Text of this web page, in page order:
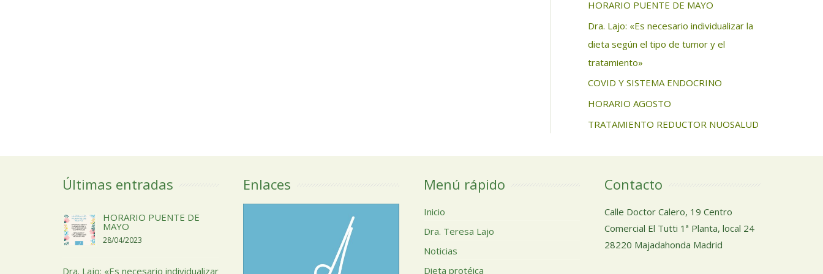
HORARIO PUENTE DE MAYO
Dra. Lajo: «Es necesario individualizar la
dieta según el tipo de tumor y el
tratamiento»
COVID Y SISTEMA ENDOCRINO
HORARIO AGOSTO
TRATAMIENTO REDUCTOR NUOSALUD
Últimas entradas
HORARIO PUENTE DE
MAYO
28/04/2023
Dra. Lajo: «Es necesario individualizar
Enlaces Menú rápido
Inicio
Dra. Teresa Lajo
Noticias
Dieta protéica
Contacto
Calle Doctor Calero, 19 Centro
Comercial El Tutti 1ª Planta, local 24
28220 Majadahonda Madrid